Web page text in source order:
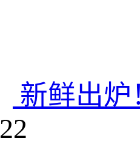
新鲜出
22